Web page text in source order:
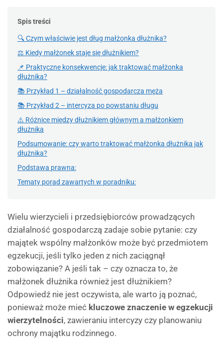
Spis treści
🔍 Czym właściwie jest dług małżonka dłużnika?
⚖ Kiedy małżonek staje się dłużnikiem?
📌 Praktyczne konsekwencje: jak traktować małżonka
dłużnika?
📚 Przykład 1 – działalność gospodarcza męża
📚 Przykład 2 – intercyza po powstaniu długu
⚠️ Różnice między dłużnikiem głównym a małżonkiem
dłużnika
Podsumowanie: czy warto traktować małżonka dłużnika jak
dłużnika?
Podstawa prawna:
Tematy porad zawartych w poradniku:
Wielu wierzycieli i przedsiębiorców prowadzących
działalność gospodarczą zadaje sobie pytanie: czy
majątek wspólny małżonków może być przedmiotem
egzekucji, jeśli tylko jeden z nich zaciągnął
zobowiązanie? A jeśli tak – czy oznacza to, że
małżonek dłużnika również jest dłużnikiem?
Odpowiedź nie jest oczywista, ale warto ją poznać,
ponieważ może mieć kluczowe znaczenie w egzekucji
wierzytelności, zawieraniu intercyzy czy planowaniu
ochrony majątku rodzinnego.